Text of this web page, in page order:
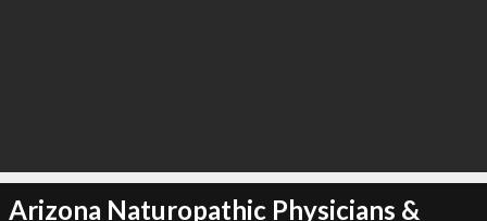
Arizona Naturopathic Physicians &